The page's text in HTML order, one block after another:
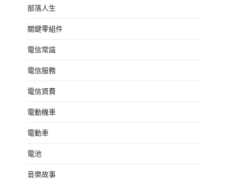
部落人生
關鍵零組件
電信常識
電信服務
電信資費
電動機車
電動車
電池
音樂故事